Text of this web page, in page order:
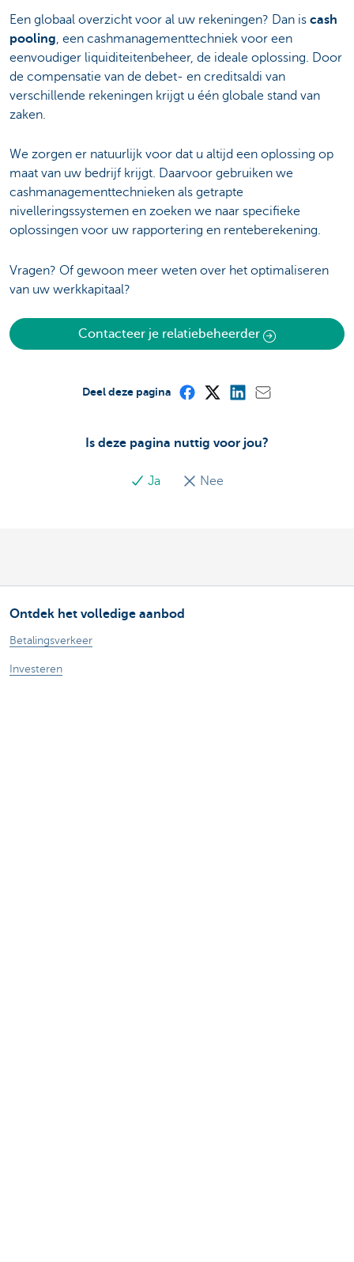
Een globaal overzicht voor al uw rekeningen? Dan is cash
pooling, een cashmanagementtechniek voor een
eenvoudiger liquiditeitenbeheer, de ideale oplossing. Door
de compensatie van de debet- en creditsaldi van
verschillende rekeningen krijgt u één globale stand van
zaken.
We zorgen er natuurlijk voor dat u altijd een oplossing op
maat van uw bedrijf krijgt. Daarvoor gebruiken we
cashmanagementtechnieken als getrapte
nivelleringssystemen en zoeken we naar specifieke
oplossingen voor uw rapportering en renteberekening.
Vragen? Of gewoon meer weten over het optimaliseren
van uw werkkapitaal?
Contacteer je relatiebeheerder
Is deze pagina nuttig voor jou?
Ja Nee
Deel deze pagina
Ontdek het volledige aanbod
Betalingsverkeer
Investeren